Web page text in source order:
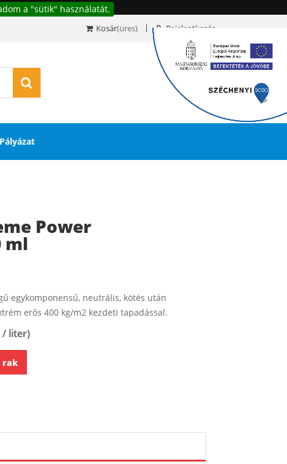
a "sütik" használatát.
Kosár(üres) Bejelentkezés
0
Pályázat
Power
ml
egykomponensű, neutrális, kötés után
erős 400 kg/m2 kezdeti tapadással.
/ liter)
rak